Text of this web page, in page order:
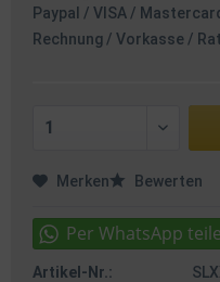
Paypal / VISA /
Rechnung / Vorkasse /
Merken Bewerten
Artikel-Nr.: